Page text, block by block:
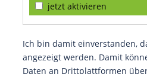
jetzt aktivieren
Ich bin damit einverstanden,
angezeigt werden. Damit
Daten an Drittplattformen